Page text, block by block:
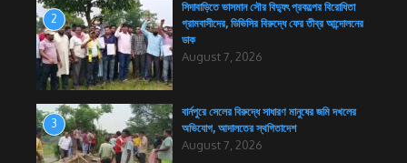
2
সিদাবাড়িতে ভাসমান সৌর বিদ্যুৎ প্রকল্পের বিরোধিতা
গ্রামবাসীদের, ডিভিসির বিরুদ্ধে ফের তীব্র আন্দোলনের
ডাক
August 7, 2026
3
বার্নপুরে সেলের বিরুদ্ধে সাধারণ মানুষের জমি দখলের
অভিযোগ, আদালতের স্থগিতাদেশ
August 7, 2026